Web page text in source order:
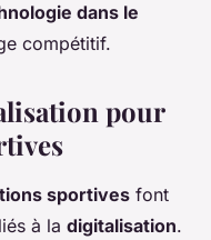
dans le
compétitif.
pour
sportives font
à la digitalisation.